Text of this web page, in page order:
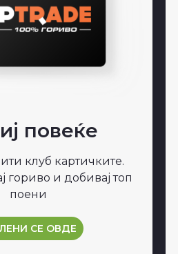
повеќе
клуб картичките.
гориво и добивај топ
поени
СЕ ОВДЕ